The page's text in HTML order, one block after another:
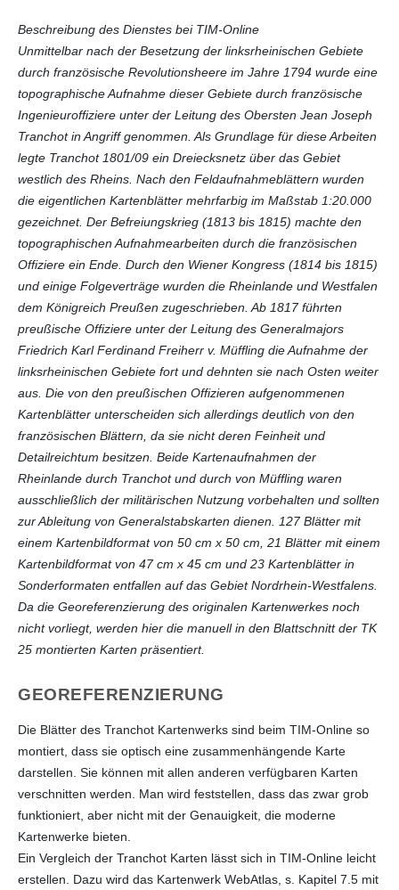
Beschreibung des Dienstes bei TIM-Online
Unmittelbar nach der Besetzung der linksrheinischen Gebiete
durch französische Revolutionsheere im Jahre 1794 wurde eine
topographische Aufnahme dieser Gebiete durch französische
Ingenieuroffiziere unter der Leitung des Obersten Jean Joseph
Tranchot in Angriff genommen. Als Grundlage für diese Arbeiten
legte Tranchot 1801/09 ein Dreiecksnetz über das Gebiet
westlich des Rheins. Nach den Feldaufnahmeblättern wurden
die eigentlichen Kartenblätter mehrfarbig im Maßstab 1:20.000
gezeichnet. Der Befreiungskrieg (1813 bis 1815) machte den
topographischen Aufnahmearbeiten durch die französischen
Offiziere ein Ende. Durch den Wiener Kongress (1814 bis 1815)
und einige Folgeverträge wurden die Rheinlande und Westfalen
dem Königreich Preußen zugeschrieben. Ab 1817 führten
preußische Offiziere unter der Leitung des Generalmajors
Friedrich Karl Ferdinand Freiherr v. Müffling die Aufnahme der
linksrheinischen Gebiete fort und dehnten sie nach Osten weiter
aus. Die von den preußischen Offizieren aufgenommenen
Kartenblätter unterscheiden sich allerdings deutlich von den
französischen Blättern, da sie nicht deren Feinheit und
Detailreichtum besitzen. Beide Kartenaufnahmen der
Rheinlande durch Tranchot und durch von Müffling waren
ausschließlich der militärischen Nutzung vorbehalten und sollten
zur Ableitung von Generalstabskarten dienen. 127 Blätter mit
einem Kartenbildformat von 50 cm x 50 cm, 21 Blätter mit einem
Kartenbildformat von 47 cm x 45 cm und 23 Kartenblätter in
Sonderformaten entfallen auf das Gebiet Nordrhein-Westfalens.
Da die Georeferenzierung des originalen Kartenwerkes noch
nicht vorliegt, werden hier die manuell in den Blattschnitt der TK
25 montierten Karten präsentiert.
GEOREFERENZIERUNG
Die Blätter des Tranchot Kartenwerks sind beim TIM-Online so
montiert, dass sie optisch eine zusammenhängende Karte
darstellen. Sie können mit allen anderen verfügbaren Karten
verschnitten werden. Man wird feststellen, dass das zwar grob
funktioniert, aber nicht mit der Genauigkeit, die moderne
Kartenwerke bieten.
Ein Vergleich der Tranchot Karten lässt sich in TIM-Online leicht
erstellen. Dazu wird das Kartenwerk WebAtlas, s. Kapitel 7.5 mit